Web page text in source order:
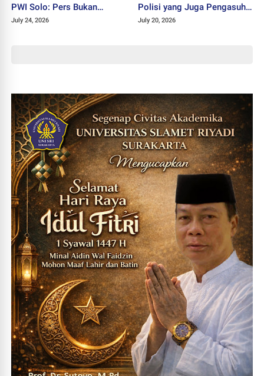
PWI Solo: Pers Bukan
Musuh Pemerintah
July 24, 2026
Polisi yang Juga Pengasuh
Ponpes Ditahan Polres
July 20, 2026